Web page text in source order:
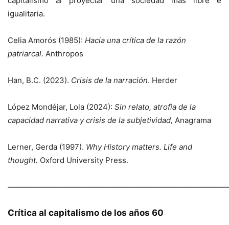
igualitaria.
Celia Amorós (1985): Hacia una crítica de la razón
patriarcal. Anthropos
Han, B.C. (2023). Crisis de la narración. Herder
López Mondéjar, Lola (2024): Sin relato, atrofia de la
capacidad narrativa y crisis de la subjetividad, Anagrama
Lerner, Gerda (1997). Why History matters. Life and
thought. Oxford University Press.
Crítica al capitalismo de los años 60